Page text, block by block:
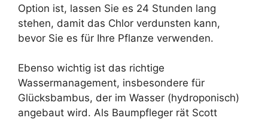
Option ist, lassen Sie es 24 Stunden lang
stehen, damit das Chlor verdunsten kann,
bevor Sie es für Ihre Pflanze verwenden.
Ebenso wichtig ist das richtige
Wassermanagement, insbesondere für
Glücksbambus, der im Wasser (hydroponisch)
angebaut wird. Als Baumpfleger rät Scott